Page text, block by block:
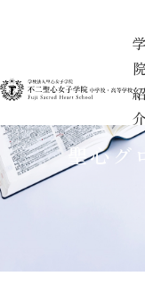
学
院
紹
介
聖心グ